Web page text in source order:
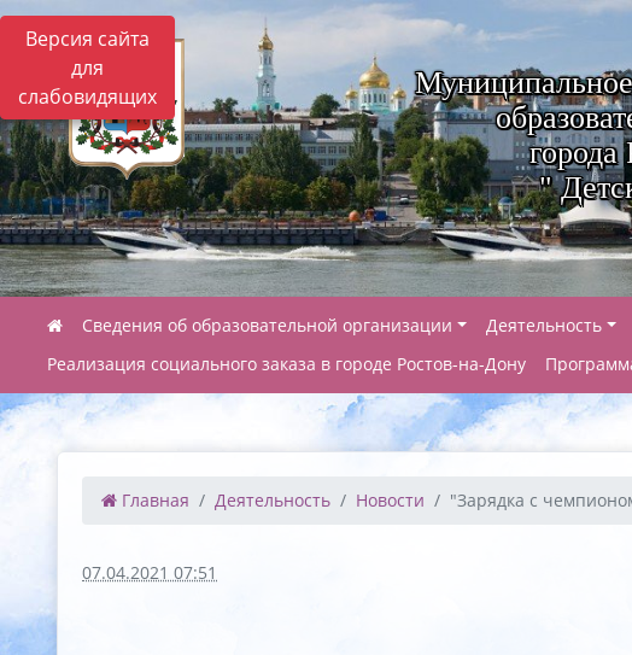
Версия сайта
для
слабовидящих
города
"
Сведения об образовательной организации Деятельность
Реализация социального заказа в городе Ростов-на-Дону
Главная Деятельность Новости "Зарядка с
07.04.2021 07:51